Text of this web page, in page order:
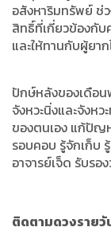
อสังหาริมทรัพย์ ช่
สิทธิ์ที่เกี่ยวข้องกับ
และให้ทานกับผู้ยา
ปักษ์หลังของเดือ
จังหวะนิ่งและจังห
ของตนเอง แก้ปัญห
รอบคอบ รู้จักเก็บ
อาจารย์เจ็ด รับร
ติดตามดวงราย